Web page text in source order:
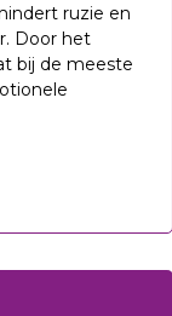
ruzie en
Door het
bij de meeste